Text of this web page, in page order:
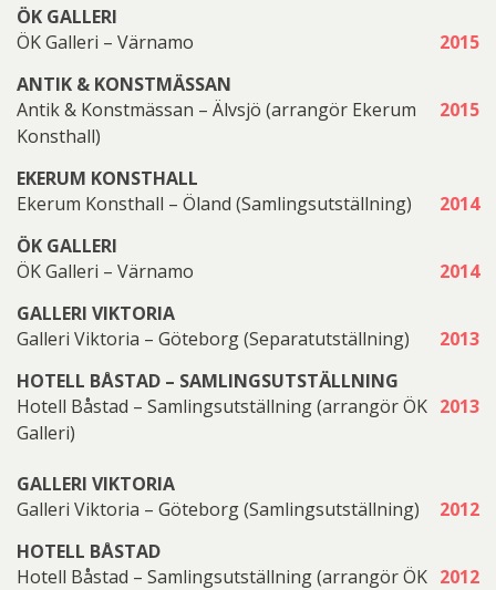
ÖK GALLERI
ÖK Galleri – Värnamo
2015
ANTIK & KONSTMÄSSAN
Antik & Konstmässan – Älvsjö (arrangör Ekerum
Konsthall)
2015
EKERUM KONSTHALL
Ekerum Konsthall – Öland (Samlingsutställning)
2014
ÖK GALLERI
ÖK Galleri – Värnamo
2014
GALLERI VIKTORIA
Galleri Viktoria – Göteborg (Separatutställning)
2013
HOTELL BÅSTAD – SAMLINGSUTSTÄLLNING
Hotell Båstad – Samlingsutställning (arrangör ÖK
Galleri)
2013
GALLERI VIKTORIA
Galleri Viktoria – Göteborg (Samlingsutställning)
2012
HOTELL BÅSTAD
Hotell Båstad – Samlingsutställning (arrangör ÖK 2012